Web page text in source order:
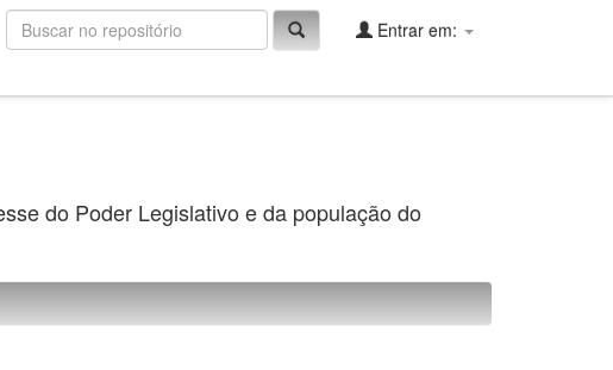
Entrar em:
do Poder Legislativo e da população do